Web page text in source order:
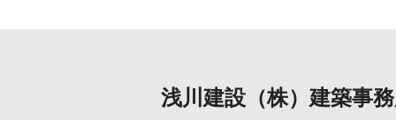
浅川建設（株）建築事